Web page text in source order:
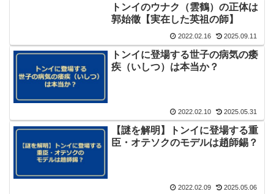
トンイのウナク（雲鶴）の正体は
郭始徵【実在した英祖の師】
2022.02.16 2025.09.11
トンイに登場する世子の病気の痿
疾（いしつ）は本当か？
2022.02.10 2025.05.31
【謎を解明】トンイに登場する重
臣・オテソクのモデルは趙師錫？
2022.02.09 2025.05.06